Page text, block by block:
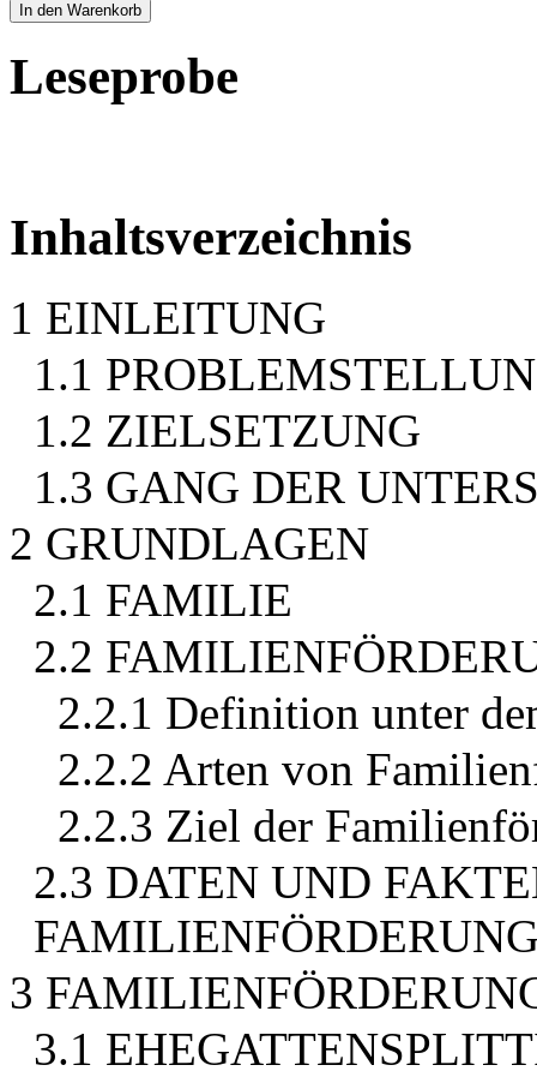
In den Warenkorb
Leseprobe
Inhaltsverzeichnis
1 EINLEITUNG
1.1
1.2 ZIELSETZUNG
1.3 GANG DER
2 GRUNDLAGEN
2.1 FAMILIE
2.2
2.2.1 Definition unter
2.2.2 Arten von
2.2.3 Ziel der
2.3 DATEN UND
3
3.1